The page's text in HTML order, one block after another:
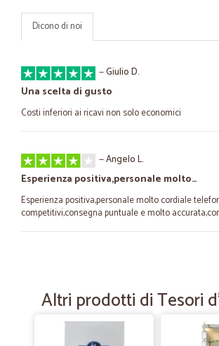
Dicono di noi
—Giulio D.
Una scelta di gusto
Costi inferiori ai ricavi non solo economici
—Angelo L.
Esperienza positiva,personale molto…
Esperienza positiva,personale molto cordiale
competitivi,consegna puntuale e molto
Una esperienza di acquisto molto semplice ed
piacevole. Un complimento particolare va alla
consegnato la scatola con i prodotti. Davvero
Altri prodotti di Tesori